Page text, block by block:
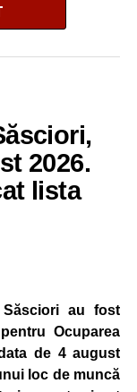
va fi aplicată
energetic.
evoluția situației
va reveni la
vor permite.
a unor linii
consumatori de
din necesarul
de energie,
și al unităților
2026.
lista
au fost
Ocuparea
de 4 august
loc de muncă